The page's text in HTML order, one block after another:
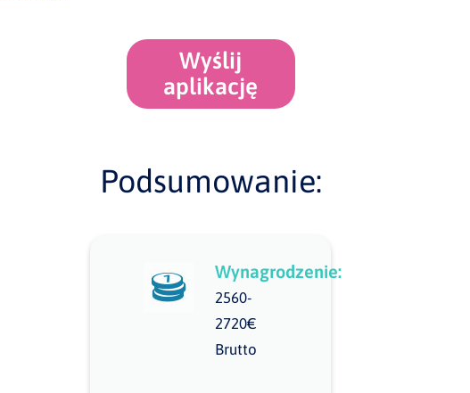
Wyślij
aplikację
Podsumowanie:
Wynagrodzenie:
2560-
2720€
Brutto